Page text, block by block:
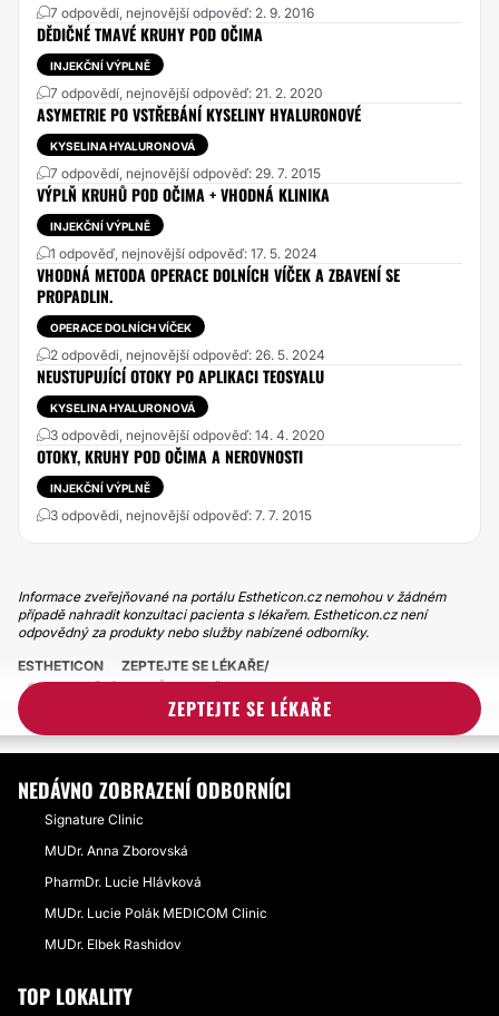
7 odpovědí, nejnovější odpověď: 2. 9. 2016
DĚDIČNÉ TMAVÉ KRUHY POD OČIMA
INJEKČNÍ VÝPLNĚ
7 odpovědí, nejnovější odpověď: 21. 2. 2020
ASYMETRIE PO VSTŘEBÁNÍ KYSELINY HYALURONOVÉ
KYSELINA HYALURONOVÁ
7 odpovědí, nejnovější odpověď: 29. 7. 2015
VÝPLŇ KRUHŮ POD OČIMA + VHODNÁ KLINIKA
INJEKČNÍ VÝPLNĚ
1 odpověď, nejnovější odpověď: 17. 5. 2024
VHODNÁ METODA OPERACE DOLNÍCH VÍČEK A ZBAVENÍ SE
PROPADLIN.
OPERACE DOLNÍCH VÍČEK
2 odpovědi, nejnovější odpověď: 26. 5. 2024
NEUSTUPUJÍCÍ OTOKY PO APLIKACI TEOSYALU
KYSELINA HYALURONOVÁ
3 odpovědi, nejnovější odpověď: 14. 4. 2020
OTOKY, KRUHY POD OČIMA A NEROVNOSTI
INJEKČNÍ VÝPLNĚ
3 odpovědi, nejnovější odpověď: 7. 7. 2015
Informace zveřejňované na portálu Estheticon.cz nemohou v žádném
případě nahradit konzultaci pacienta s lékařem. Estheticon.cz není
odpovědný za produkty nebo služby nabízené odborníky.
ZEPTEJTE SE LÉKAŘE
ESTHETICON
ZEPTEJTE SE LÉKAŘE
ODSTRANĚNÍ KRUHŮ POD OČIMA
VÝPLŇ KRUHŮ POD OČIMA REDENSITY II EYES ZTMAVÍ KŮŽI?
NEDÁVNO ZOBRAZENÍ ODBORNÍCI
Signature Clinic
MUDr. Anna Zborovská
PharmDr. Lucie Hlávková
MUDr. Lucie Polák MEDICOM Clinic
MUDr. Elbek Rashidov
TOP LOKALITY